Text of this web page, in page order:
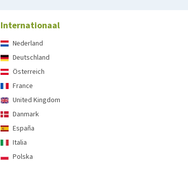
Internationaal
Nederland
Deutschland
Österreich
France
United Kingdom
Danmark
España
Italia
Polska